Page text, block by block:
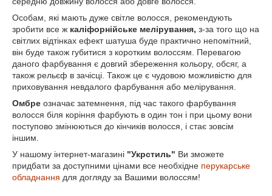
Особам, які мають дуже світле волосся, рекомендують
зробити все ж каліфорнійське мелірування, з-за того що на
світлих відтінках ефект шатуша буде практично непомітний,
він буде також губитися з коротким волоссям. Перевагою
даного фарбування є довгий збереження кольору, обсяг, а
також рельєф в зачісці. Також це є чудовою можливістю для
приховування невдалого фарбування або мелірування.
Омбре означає затемнення, під час такого фарбування
волосся біля коріння фарбують в один тон і при цьому вони
поступово змінюються до кінчиків волосся, і стає зовсім
іншим.
У нашому інтернет-магазині "Укрстиль" Ви зможете
придбати за доступними цінами все необхідне перукарське
обладнання для догляду за Вашими волоссям!